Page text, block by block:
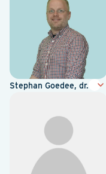
Stephan Goedee, dr.